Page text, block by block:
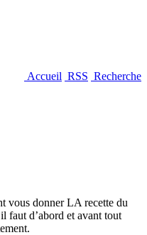
Accueil RSS Recherche
vous donner LA recette du
faut d’abord et avant tout